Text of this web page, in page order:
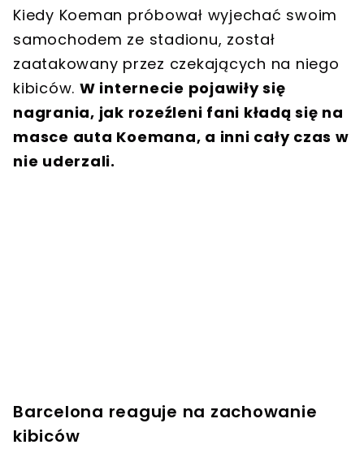
Kiedy Koeman próbował wyjechać swoim
samochodem ze stadionu, został
zaatakowany przez czekających na niego
kibiców. W internecie pojawiły się
nagrania, jak rozeźleni fani kładą się na
masce auta Koemana, a inni cały czas w
nie uderzali.
Barcelona reaguje na zachowanie
kibiców